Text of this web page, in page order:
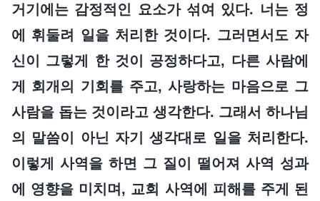
거기에는 감정적인 요소가 섞여 있다. 너는 정
에 휘둘려 일을 처리한 것이다. 그러면서도 자
신이 그렇게 한 것이 공정하다고, 다른 사람에
게 회개의 기회를 주고, 사랑하는 마음으로 그
사람을 돕는 것이라고 생각한다. 그래서 하나님
의 말씀이 아닌 자기 생각대로 일을 처리한다.
이렇게 사역을 하면 그 질이 떨어져 사역 성과
에 영향을 미치며, 교회 사역에 피해를 주게 된